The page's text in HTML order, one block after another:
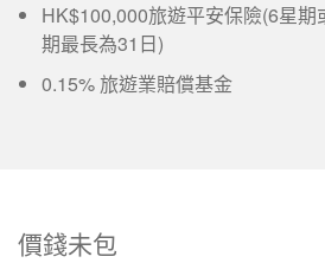
HK$100,000旅遊平安保險(6星
期最長為31日)
0.15% 旅遊業賠償基金
價錢未包